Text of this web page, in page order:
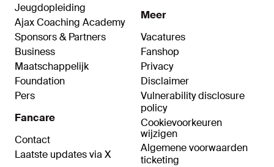
Jeugdopleiding
Ajax Coaching Academy
Sponsors & Partners
Business
Maatschappelijk
Foundation
Pers
Fancare
Contact
Laatste updates via X
Meer
Vacatures
Fanshop
Privacy
Disclaimer
Vulnerability disclosure
policy
Cookievoorkeuren
wijzigen
Algemene voorwaarden
ticketing